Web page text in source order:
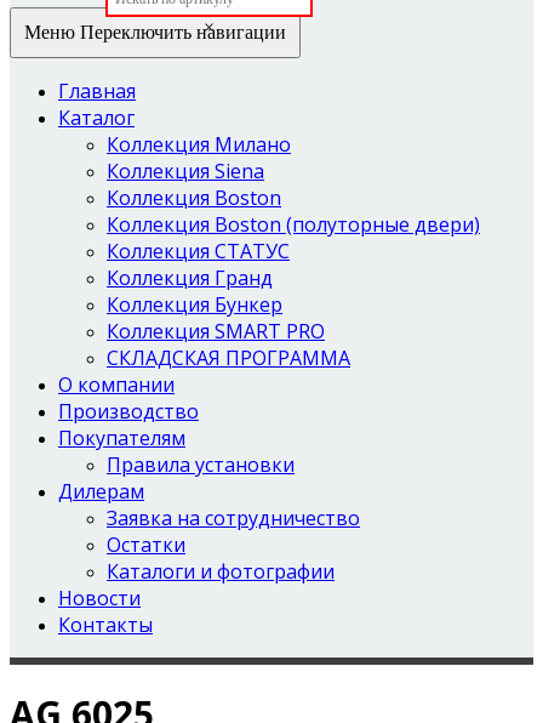
×
Меню Переключить навигации
Главная
Каталог
Коллекция Милано
Коллекция Siena
Коллекция Boston
Коллекция Boston (полуторные двери)
Коллекция СТАТУС
Коллекция Гранд
Коллекция Бункер
Коллекция SMART PRO
СКЛАДСКАЯ ПРОГРАММА
О компании
Производство
Покупателям
Правила установки
Дилерам
Заявка на сотрудничество
Остатки
Каталоги и фотографии
Новости
Контакты